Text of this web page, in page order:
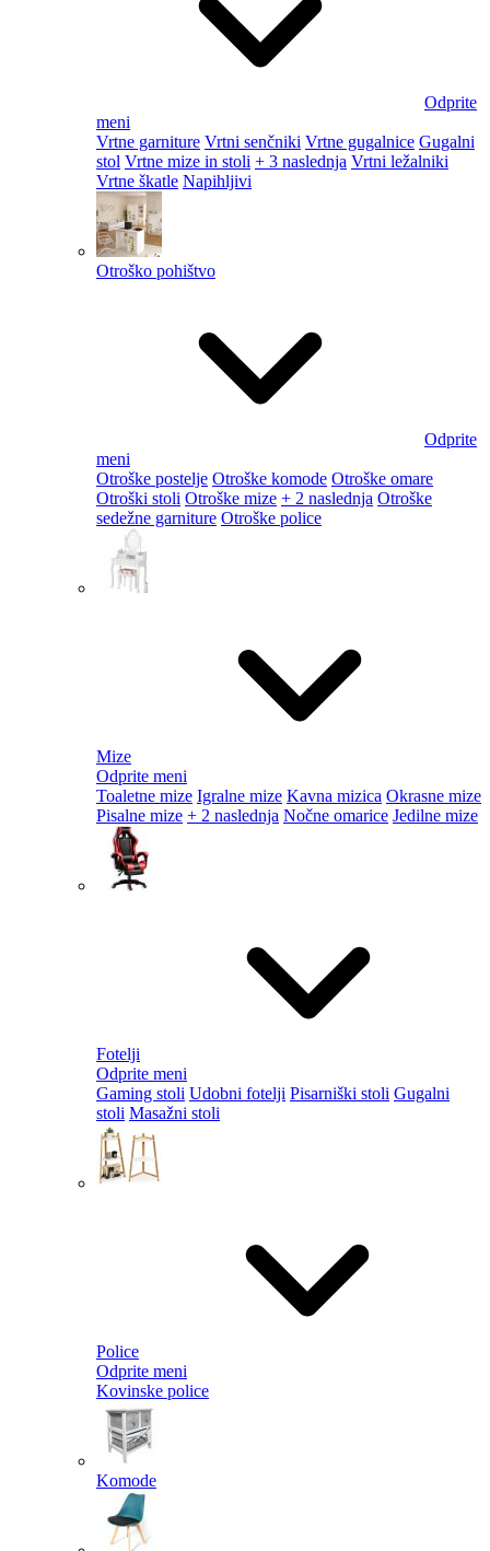
Odprite
meni
Vrtne garniture Vrtni senčniki Vrtne gugalnice Gugalni
stol Vrtne mize in stoli + 3 naslednja Vrtni ležalniki
Vrtne škatle Napihljivi
Otroško pohištvo
Odprite
meni
Otroške postelje Otroške komode Otroške omare
Otroški stoli Otroške mize + 2 naslednja Otroške
sedežne garniture Otroške police
Mize
Odprite meni
Toaletne mize Igralne mize Kavna mizica Okrasne mize
Pisalne mize + 2 naslednja Nočne omarice Jedilne mize
Fotelji
Odprite meni
Gaming stoli Udobni fotelji Pisarniški stoli Gugalni
stoli Masažni stoli
Police
Odprite meni
Kovinske police
Komode